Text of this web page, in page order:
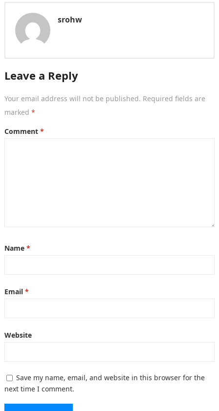
srohw
Leave a Reply
Your email address will not be published. Required fields are
marked *
Comment *
Name *
Email *
Website
Save my name, email, and website in this browser for the
next time I comment.